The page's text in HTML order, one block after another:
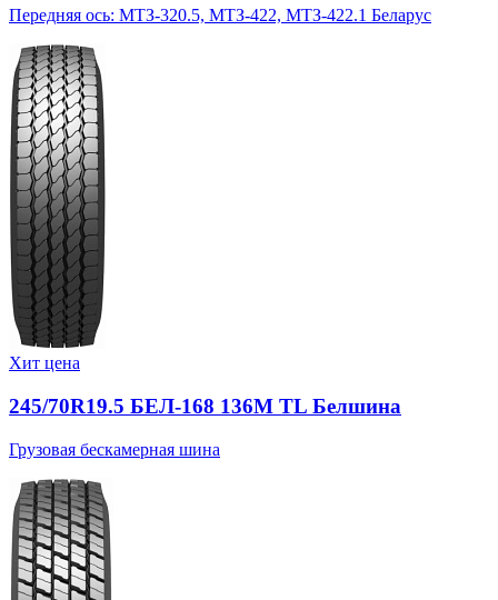
Передняя ось: МТЗ-320.5, МТЗ-422, МТЗ-422.1 Беларус
Хит цена
245/70R19.5 БЕЛ-168 136M TL Белшина
Грузовая бескамерная шина